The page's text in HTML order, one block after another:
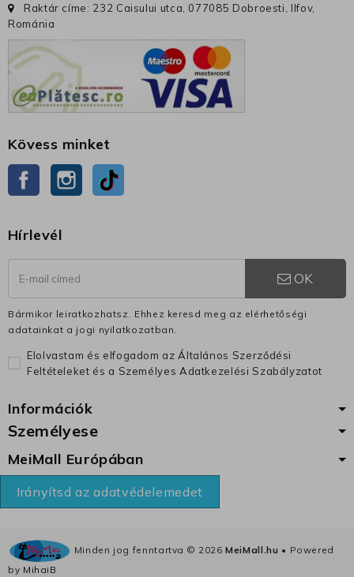
Raktár címe: 232 Caisului utca, 077085 Dobroesti, Ilfov,
Románia
Kövess minket
Facebook Instagram
Hírlevél
OK
Bármikor leiratkozhatsz. Ehhez keresd meg az elérhetőségi
adatainkat a jogi nyilatkozatban.
Elolvastam és elfogadom az Általános Szerződési
Feltételeket és a Személyes Adatkezelési Szabályzatot
Információk
Személyese
MeiMall Európában
Irányítsd az adatvédelemedet
Minden jog fenntartva © 2026MeiMall.hu • Powered
by MihaiB